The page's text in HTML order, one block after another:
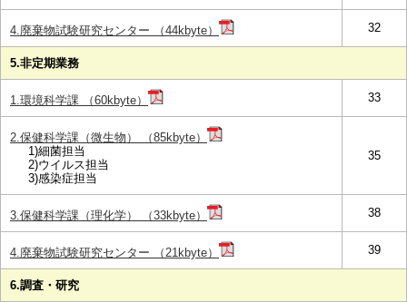
4.廃棄物試験研究センター （44kbyte） 32
5.非定期業務
1.環境科学課 （60kbyte） 33
2.保健科学課（微生物） （85kbyte）
1)細菌担当
2)ウイルス担当
3)感染症担当
35
3.保健科学課（理化学） （33kbyte） 38
4.廃棄物試験研究センター （21kbyte） 39
6.調査・研究